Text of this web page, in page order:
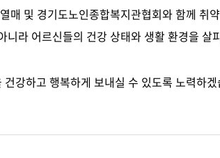
매 및 경기도노인종합복지관협회와 함께 취
니라 어르신들의 건강 상태와 생활 환경을
건강하고 행복하게 보내실 수 있도록 노력하